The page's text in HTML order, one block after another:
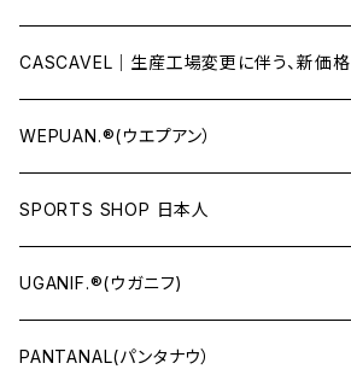
CASCAVEL｜生産工場変更に伴う、新価格
WEPUAN.®(ウエプアン）
SPORTS SHOP 日本人
UGANIF.®(ウガニフ)
PANTANAL(パンタナウ）